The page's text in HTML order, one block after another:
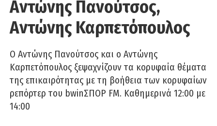
Αντώνης Πανούτσος,
Αντώνης Καρπετόπουλος
Ο Αντώνης Πανούτσος και ο Αντώνης
Καρπετόπουλος ξεψαχνίζουν τα κορυφαία θέματα
της επικαιρότητας με τη βοήθεια των κορυφαίων
ρεπόρτερ του bwinΣΠΟΡ FM. Καθημερινά 12:00 με
14:00